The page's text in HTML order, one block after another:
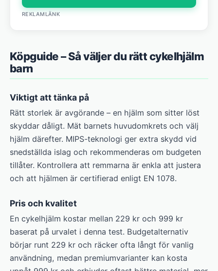
REKLAMLÄNK
Köpguide – Så väljer du rätt cykelhjälm
barn
Viktigt att tänka på
Rätt storlek är avgörande – en hjälm som sitter löst
skyddar dåligt. Mät barnets huvudomkrets och välj
hjälm därefter. MIPS-teknologi ger extra skydd vid
snedställda islag och rekommenderas om budgeten
tillåter. Kontrollera att remmarna är enkla att justera
och att hjälmen är certifierad enligt EN 1078.
Pris och kvalitet
En cykelhjälm kostar mellan 229 kr och 999 kr
baserat på urvalet i denna test. Budgetalternativ
börjar runt 229 kr och räcker ofta långt för vanlig
användning, medan premiumvarianter kan kosta